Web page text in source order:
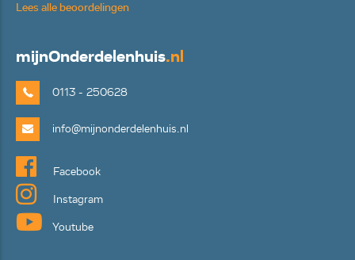
Lees alle beoordelingen
mijnOnderdelenhuis.nl
0113 - 250628
info@mijnonderdelenhuis.nl
Facebook
Instagram
Youtube